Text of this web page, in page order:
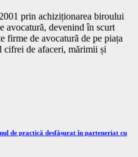
prin achiziționarea biroului
avocatură, devenind în scurt
firme de avocatură de pe piața
cifrei de afaceri, mărimii și
de practică desfășurat în parteneriat cu